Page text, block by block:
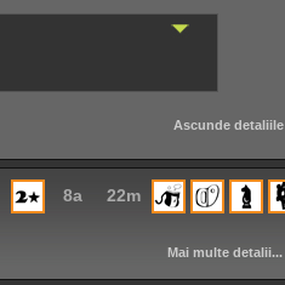
Ascunde detaliile
22m
8a
Mai multe detalii...